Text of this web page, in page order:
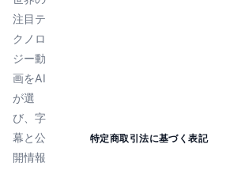
注目テ
クノロ
ジー動
画をAI
が選
び、字
幕と公
開情報
特定商取引法に基づく表記